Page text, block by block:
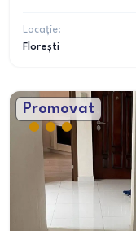
Locație:
Florești
Promovat